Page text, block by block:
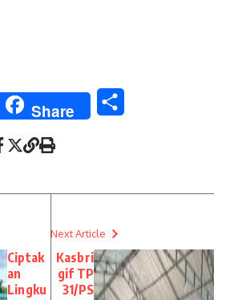
Share
Ciptak
an
Lingku
Next Article
Kasbri
gif TP
31/PS